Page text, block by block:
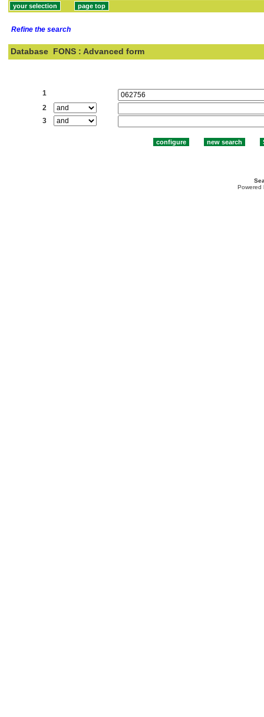
Refine the search
Database FONS : Advanced form
1
2
3